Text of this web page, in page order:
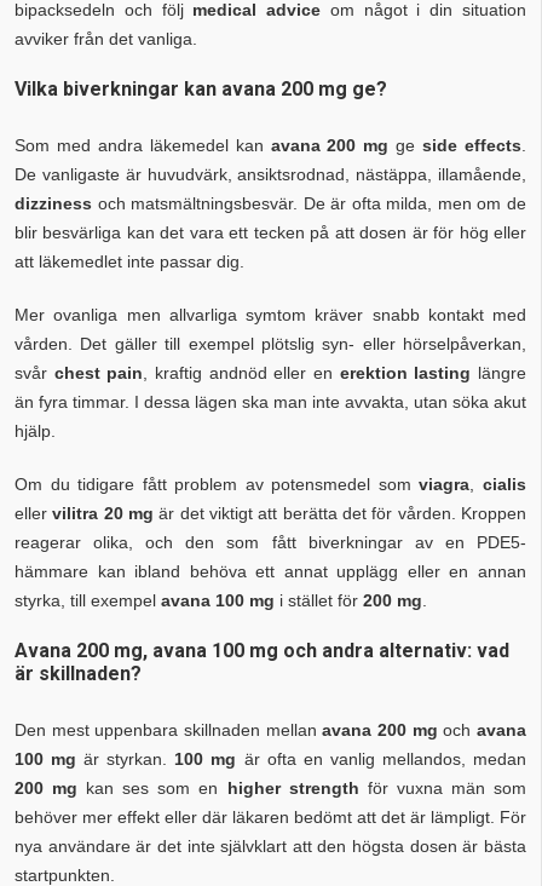
bipacksedeln och följ medical advice om något i din situation
avviker från det vanliga.
Vilka biverkningar kan avana 200 mg ge?
Som med andra läkemedel kan avana 200 mg geside effects
De vanligaste är huvudvärk, ansiktsrodnad, nästäppa, illamående,
dizziness och matsmältningsbesvär. De är ofta milda, men om de
blir besvärliga kan det vara ett tecken på att dosen är för hög eller
att läkemedlet inte passar dig.
Mer ovanliga men allvarliga symtom kräver snabb kontakt med
vården. Det gäller till exempel plötslig syn- eller hörselpåverkan,
svår chest pain , kraftig andnöd eller en erektion lasting längre
än fyra timmar. I dessa lägen ska man inte avvakta, utan söka akut
hjälp.
Om du tidigare fått problem av potensmedel somviagra ,cialis
ellervilitra 20 mg är det viktigt att berätta det för vården. Kroppen
reagerar olika, och den som fått biverkningar av en PDE5-
hämmare kan ibland behöva ett annat upplägg eller en annan
styrka, till exempel avana 100 mg i stället för 200 mg
Avana 200 mg, avana 100 mg och andra alternativ: vad
är skillnaden?
Den mest uppenbara skillnaden mellanavana 200 mg ochavana
100 mg är styrkan. 100 mg är ofta en vanlig mellandos, medan
200 mg kan ses som en higher strength för vuxna män som
behöver mer effekt eller där läkaren bedömt att det är lämpligt. För
nya användare är det inte självklart att den högsta dosen är bästa
startpunkten.